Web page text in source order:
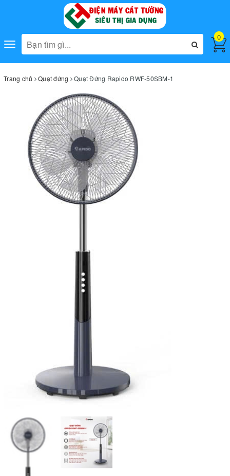
Toggle
navigation
0
Trang chủ Quạt đứng Quạt Đứng Rapido RWF-50SBM-1